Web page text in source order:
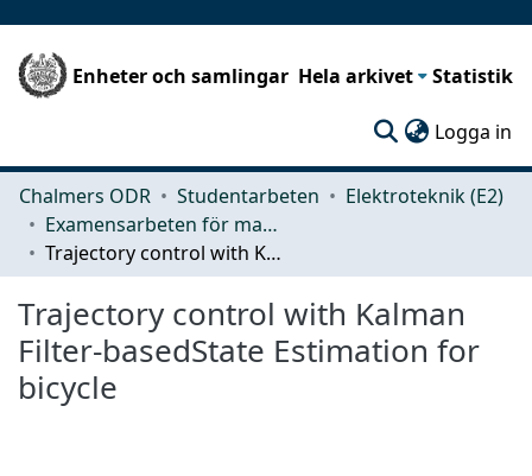
Enheter och samlingar Hela arkivet Statistik
Logga in
Chalmers ODR Studentarbeten
Elektroteknik (E2)
Examensarbeten för masterexamen
Trajectory control with Kalman Filter-basedState Estimation for bicycle
Trajectory control with Kalman
Filter-basedState Estimation for
bicycle